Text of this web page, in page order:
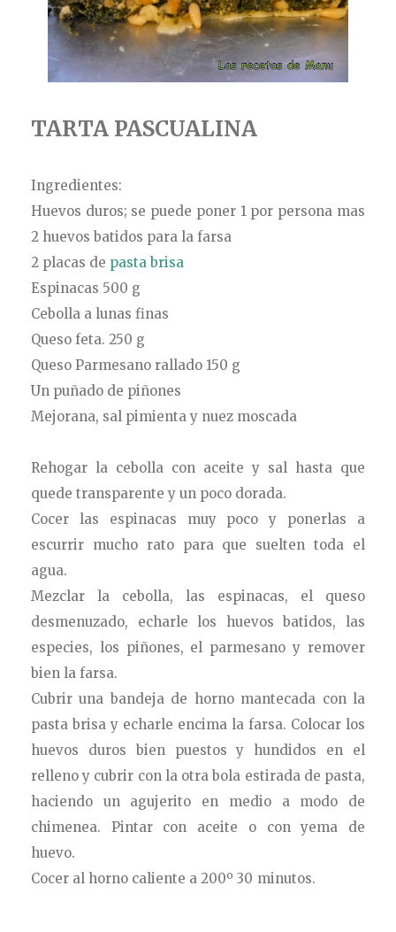
TARTA PASCUALINA
Ingredientes:
Huevos duros; se puede poner 1 por persona mas
2 huevos batidos para la farsa
2 placas de pasta brisa
Espinacas 500 g
Cebolla a lunas finas
Queso feta. 250 g
Queso Parmesano rallado 150 g
Un puñado de piñones
Mejorana, sal pimienta y nuez moscada
Rehogar la cebolla con aceite y sal hasta que
quede transparente y un poco dorada.
Cocer las espinacas muy poco y ponerlas a
escurrir mucho rato para que suelten toda el
agua.
Mezclar la cebolla, las espinacas, el queso
desmenuzado, echarle los huevos batidos, las
especies, los piñones, el parmesano y remover
bien la farsa.
Cubrir una bandeja de horno mantecada con la
pasta brisa y echarle encima la farsa. Colocar los
huevos duros bien puestos y hundidos en el
relleno y cubrir con la otra bola estirada de pasta,
haciendo un agujerito en medio a modo de
chimenea. Pintar con aceite o con yema de
huevo.
Cocer al horno caliente a 200º 30 minutos.